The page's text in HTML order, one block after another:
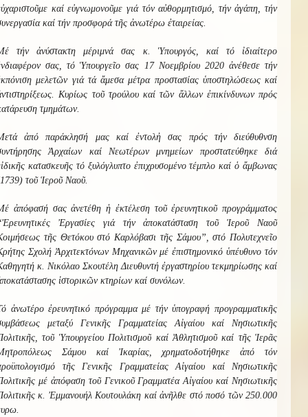
καί εὐγνωμονοῦμε γιά τόν αὐθορμητισμό, τήν ἀγάπη, τήν
καί τήν προσφορά τῆς ἀνωτέρω ἐταιρείας.
τήν ἀνύστακτη μέριμνά σας κ. Ὑπουργός, καί τό ἰδιαίτερο
σας, τό Ὑπουργεῖο σας 17 Νοεμβρίου 2020 ἀνέθεσε τήν
μελετῶν γιά τά ἄμεσα μέτρα προστασίας ὑποστηλώσεως καί
Κυρίως τοῦ τρούλου καί τῶν ἄλλων ἐπικίνδυνων πρός
τμημάτων.
ἀπό παράκλησή μας καί ἐντολἠ σας πρός τήν διεύθυθνση
Ἀρχαίων καί Νεωτέρων μνημείων προστατεύθηκε διά
κατασκευῆς τό ξυλόγλυπτο ἐπιχρυσομένο τέμπλο καί ὁ ἄμβωνας
τοῦ Ἱεροῦ Ναοῦ.
ἀπόφασή σας ἀνετέθη ἡ ἐκτέλεση τοῦ ἐρευνητικοῦ προγράμματος
Ἐργασίες γιά τήν ἀποκατάσταση τοῦ Ἱεροῦ Ναοῦ
τῆς Θετόκου στό Καρλόβασι τῆς Σάμου”, στό Πολυτεχνεῖο
Σχολή Ἀρχιτεκτόνων Μηχανικῶν μέ ἐπιστημονικό ὑπέυθυνο τόν
κ. Νικόλαο Σκουτέλη Διευθυντή ἐργαστηρίου τεκμηρίωσης καί
ἱστορικῶν κτηρίων καί συνόλων.
ἀνωτέρο ἐρευνητικό πρόγραμμα μέ τήν ὑπογραφή προγραμματικῆς
μεταξύ Γενικῆς Γραμματείας Αἰγαίου καί Νησιωτικῆς
τοῦ Ὑπουργείου Πολιτισμοῦ καί Ἀθλητισμοῦ καί τῆς Ἱερᾶς
Σάμου καί Ἰκαρίας, χρηματοδοτήθηκε ἀπό τόν
τῆς Γενικῆς Γραμματείας Αἰγαίου καί Νησιωτικῆς
μέ ἀπόφαση τοῦ Γενικοῦ Γραμματέα Αἰγαίου καί Νησιωτικῆς
κ. Ἐμμανουήλ Κουτουλάκη καί ἀνῆλθε στό ποσό τῶν 250.000